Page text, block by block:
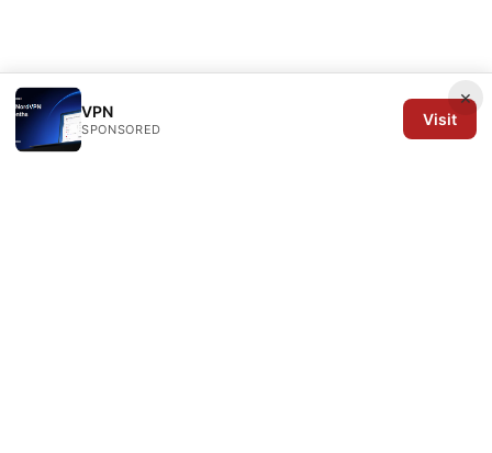
×
VPN
SPONSORED
Visit